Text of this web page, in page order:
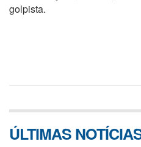
golpista.
ÚLTIMAS